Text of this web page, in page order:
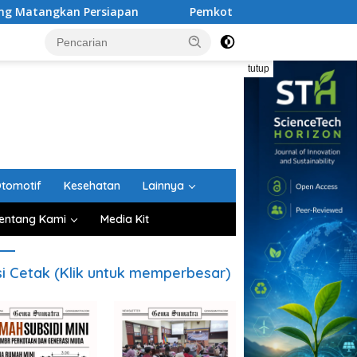
Pemkot Medan Dorong Ayah Lebih Aktif
tutup
Kesehatan Lainnya
Kami Media Kit
Cetak (Klik untuk memperbesar)